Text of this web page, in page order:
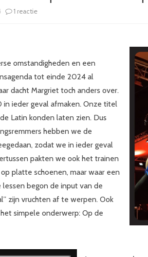
1 reactieop
van
de
NDO
op
30-
11-
2024
omstandigheden en een
tot einde 2024 al
dacht Margriet toch anders over.
in ieder geval afmaken. Onze titel
Latin konden laten zien. Dus
hebben we de
zodat we in ieder geval
pakten we ook het trainen
platte schoenen, maar waar een
lessen begon de input van de
zijn vruchten af te werpen. Ook
simpele onderwerp: Op de